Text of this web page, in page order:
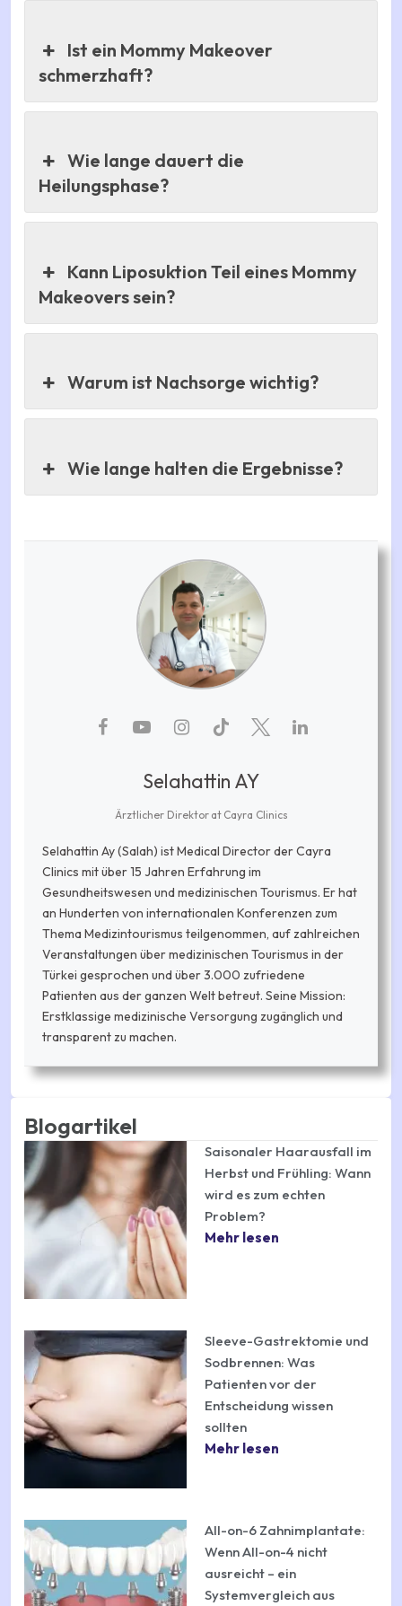
Ist ein Mommy Makeover
schmerzhaft?
Wie lange dauert die
Heilungsphase?
Kann Liposuktion Teil eines Mommy
Makeovers sein?
Warum ist Nachsorge wichtig?
Wie lange halten die Ergebnisse?
Selahattin AY
Ärztlicher Direktor at Cayra Clinics
Selahattin Ay (Salah) ist Medical Director der Cayra
Clinics mit über 15 Jahren Erfahrung im
Gesundheitswesen und medizinischen Tourismus. Er hat
an Hunderten von internationalen Konferenzen zum
Thema Medizintourismus teilgenommen, auf zahlreichen
Veranstaltungen über medizinischen Tourismus in der
Türkei gesprochen und über 3.000 zufriedene
Patienten aus der ganzen Welt betreut. Seine Mission:
Erstklassige medizinische Versorgung zugänglich und
transparent zu machen.
Blogartikel
Saisonaler Haarausfall im
Herbst und Frühling: Wann
wird es zum echten
Problem?
Mehr lesen
Sleeve-Gastrektomie und
Sodbrennen: Was
Patienten vor der
Entscheidung wissen
sollten
Mehr lesen
All-on-6 Zahnimplantate:
Wenn All-on-4 nicht
ausreicht – ein
Systemvergleich aus